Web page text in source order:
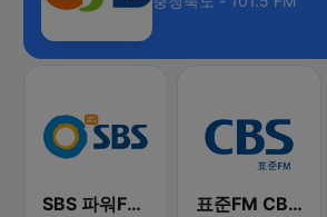
SBS 파워FM-SBS 라디오 표준FM CBS 라디오 (Standard FM)